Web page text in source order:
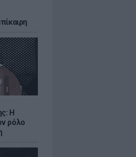
Η
ρόλο